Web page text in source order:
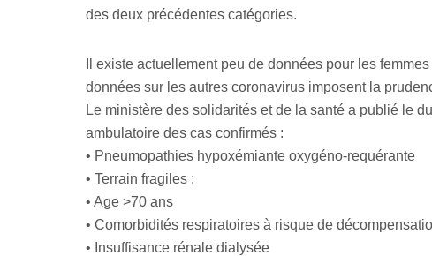
des deux précédentes catégories.
Il existe actuellement peu de données pour les
données sur les autres coronavirus imposent la
Le ministère des solidarités et de la santé a publié le
ambulatoire des cas confirmés :
• Pneumopathies hypoxémiante oxygéno-requérante
• Terrain fragiles :
• Age >70 ans
• Comorbidités respiratoires à risque de
• Insuffisance rénale dialysée